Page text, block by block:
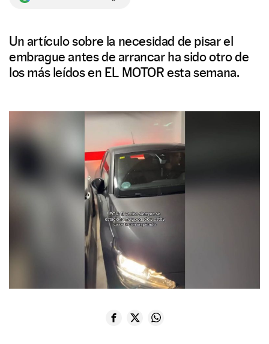
Un artículo sobre la necesidad de pisar el
embrague antes de arrancar ha sido otro de
los más leídos en EL MOTOR esta semana.